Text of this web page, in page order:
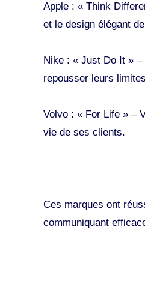
Apple : « Think
et le design élégant
Nike : « Just Do It » –
repousser leurs
Volvo : « For Life » –
vie de ses clients.
Ces marques ont
communiquant